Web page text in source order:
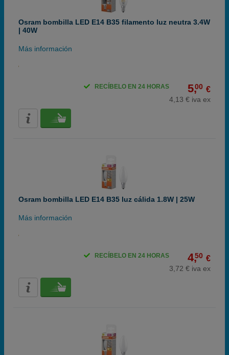
Osram bombilla LED E14 B35 filamento luz neutra 3.4W
| 40W
Más información
5,00 €
4,13 € iva ex
RECÍBELO EN 24 HORAS
Osram bombilla LED E14 B35 luz cálida 1.8W | 25W
Más información
4,50 €
3,72 € iva ex
RECÍBELO EN 24 HORAS